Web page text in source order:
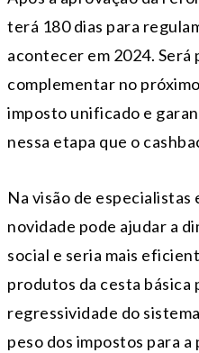
terá 180 dias para
acontecer em 2024.
complementar no
imposto unificado e
nessa etapa que o
Na visão de
novidade pode ajudar a
social e seria mais
produtos da cesta básica
regressividade do
peso dos impostos para